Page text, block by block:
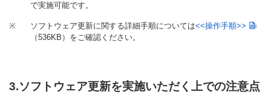
で実施可能です。
※ ソフトウェア更新に関する詳細手順については<<操作手順>>
（536KB） をご確認ください。
3.ソフトウェア更新を実施いただく上での注意点